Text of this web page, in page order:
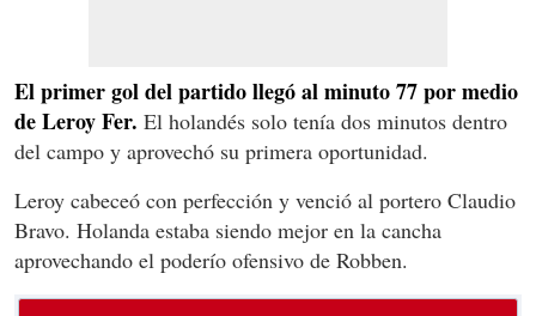
El primer gol del partido llegó al minuto 77 por medio
de Leroy Fer. El holandés solo tenía dos minutos dentro
del campo y aprovechó su primera oportunidad.
Leroy cabeceó con perfección y venció al portero Claudio
Bravo. Holanda estaba siendo mejor en la cancha
aprovechando el poderío ofensivo de Robben.